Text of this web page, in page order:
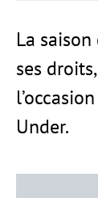
La
ses
Under.